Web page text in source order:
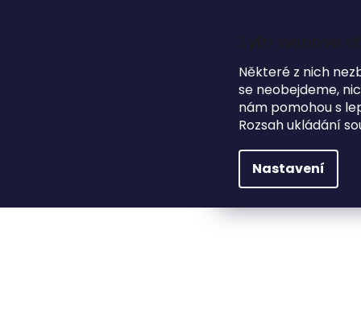
Tyto webové
Některé z nich
se neobejdeme,
nám pomohou s
Rozsah ukládání
Nastavení
HLEDAT
DÁRKOVÉ PŘEDMĚTY
Dárkové